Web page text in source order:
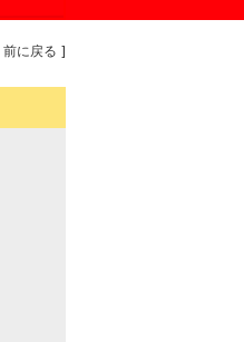
[ 前に戻る ]